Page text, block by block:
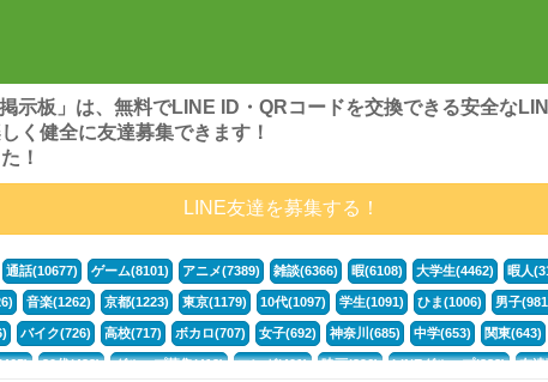
示板」は、無料でLINE ID・QRコードを交換できる安全な
く健全に友達募集できます！
！
LINE友達を募集する！
通話(10677) ゲーム(8101) アニメ(7389) 雑談(6366) 暇(6108) 大学生(4462) 暇人
音楽(1262) 京都(1223) 東京(1179) 10代(1097) 学生(1091) ひま(1006) 男子
バイク(726) 高校(717) ボカロ(707) 女子(692) 神奈川(685) 中学(653) 関東(643)
30代(433) グループ募集(412) マンガ(401) 映画(396) LINEグループ(388) 友